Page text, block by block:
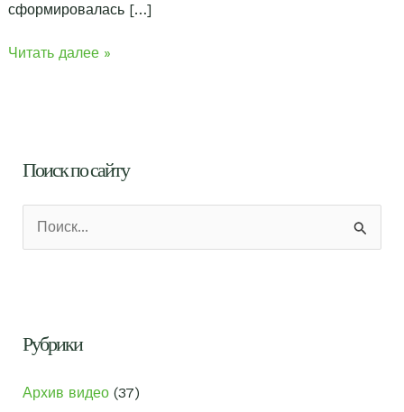
сформировалась […]
Кружевные
Читать далее »
Поиск по сайту
о
Рубрики
Архив видео(37)